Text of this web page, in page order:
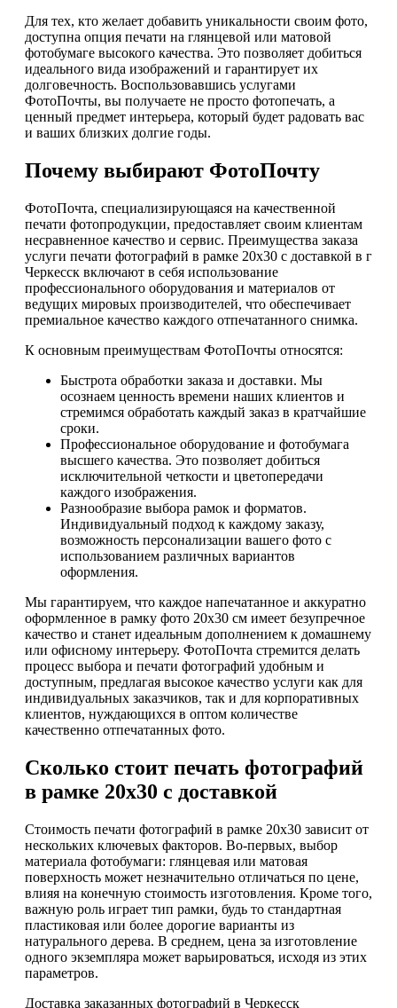
Для тех, кто желает добавить уникальности своим фото,
доступна опция печати на глянцевой или матовой
фотобумаге высокого качества. Это позволяет добиться
идеального вида изображений и гарантирует их
долговечность. Воспользовавшись услугами
ФотоПочты, вы получаете не просто фотопечать, а
ценный предмет интерьера, который будет радовать вас
и ваших близких долгие годы.
Почему выбирают ФотоПочту
ФотоПочта, специализирующаяся на качественной
печати фотопродукции, предоставляет своим клиентам
несравненное качество и сервис. Преимущества заказа
услуги печати фотографий в рамке 20х30 с доставкой в г
Черкесск включают в себя использование
профессионального оборудования и материалов от
ведущих мировых производителей, что обеспечивает
премиальное качество каждого отпечатанного снимка.
К основным преимуществам ФотоПочты относятся:
Быстрота обработки заказа и доставки. Мы
осознаем ценность времени наших клиентов и
стремимся обработать каждый заказ в кратчайшие
сроки.
Профессиональное оборудование и фотобумага
высшего качества. Это позволяет добиться
исключительной четкости и цветопередачи
каждого изображения.
Разнообразие выбора рамок и форматов.
Индивидуальный подход к каждому заказу,
возможность персонализации вашего фото с
использованием различных вариантов
оформления.
Мы гарантируем, что каждое напечатанное и аккуратно
оформленное в рамку фото 20х30 см имеет безупречное
качество и станет идеальным дополнением к домашнему
или офисному интерьеру. ФотоПочта стремится делать
процесс выбора и печати фотографий удобным и
доступным, предлагая высокое качество услуги как для
индивидуальных заказчиков, так и для корпоративных
клиентов, нуждающихся в оптом количестве
качественно отпечатанных фото.
Сколько стоит печать фотографий
в рамке 20х30 с доставкой
Стоимость печати фотографий в рамке 20х30 зависит от
нескольких ключевых факторов. Во-первых, выбор
материала фотобумаги: глянцевая или матовая
поверхность может незначительно отличаться по цене,
влияя на конечную стоимость изготовления. Кроме того,
важную роль играет тип рамки, будь то стандартная
пластиковая или более дорогие варианты из
натурального дерева. В среднем, цена за изготовление
одного экземпляра может варьироваться, исходя из этих
параметров.
Доставка заказанных фотографий в Черкесск